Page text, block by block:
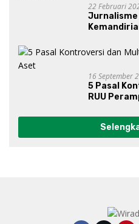
22 Februari
Jurnalisme
16 September
5 Pasal
RUU